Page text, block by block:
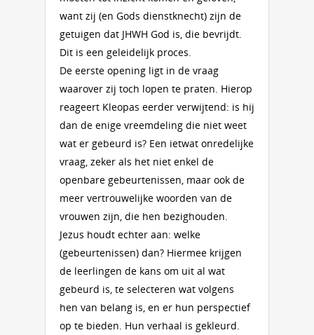
want zij (en Gods dienstknecht) zijn de
getuigen dat JHWH God is, die bevrijdt.
Dit is een geleidelijk proces.
De eerste opening ligt in de vraag
waarover zij toch lopen te praten. Hierop
reageert Kleopas eerder verwijtend: is hij
dan de enige vreemdeling die niet weet
wat er gebeurd is? Een ietwat onredelijke
vraag, zeker als het niet enkel de
openbare gebeurtenissen, maar ook de
meer vertrouwelijke woorden van de
vrouwen zijn, die hen bezighouden.
Jezus houdt echter aan: welke
(gebeurtenissen) dan? Hiermee krijgen
de leerlingen de kans om uit al wat
gebeurd is, te selecteren wat volgens
hen van belang is, en er hun perspectief
op te bieden. Hun verhaal is gekleurd.